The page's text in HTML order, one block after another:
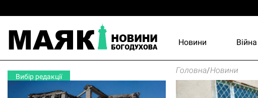
Новини Війна
Вибір редакції
Головна/Новини